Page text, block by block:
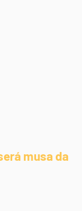
musa da